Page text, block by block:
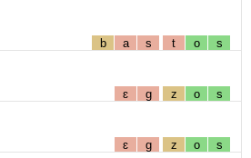
b a s t o s
ɛ g z o s
ɛ g z o s